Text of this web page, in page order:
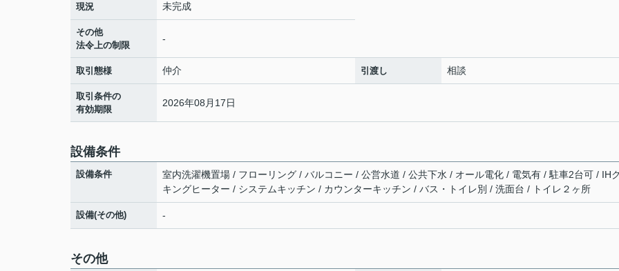
現況 未完成
その他
法令上の制限
-
取引態様 仲介 引渡し 相談
取引条件の
有効期限
2026年08月17日
設備条件
設備条件
室内洗濯機置場 / フローリング / バルコニー / 公営水道 / 公共下水 / オール電化 / 電気有 / 駐車2台可 / IH
キングヒーター / システムキッチン / カウンターキッチン / バス・トイレ別 / 洗面台 / トイレ２ヶ所
設備(その他) -
その他